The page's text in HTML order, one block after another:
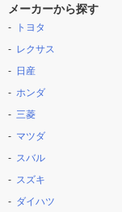
メーカーから探す
トヨタ
レクサス
日産
ホンダ
三菱
マツダ
スバル
スズキ
ダイハツ